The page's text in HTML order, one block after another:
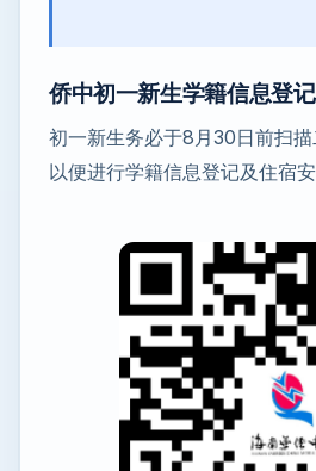
侨中初一新生学籍信息登记
初一新生务必于8月30日前扫描
以便进行学籍信息登记及住宿安